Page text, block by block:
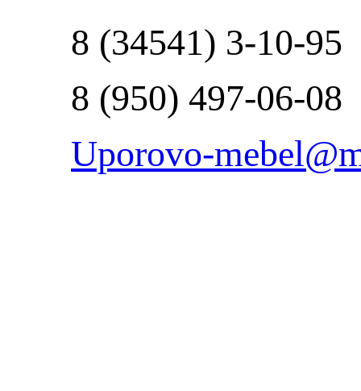
8 (34541) 3-10-95
8 (950) 497-06-08
Uporovo-